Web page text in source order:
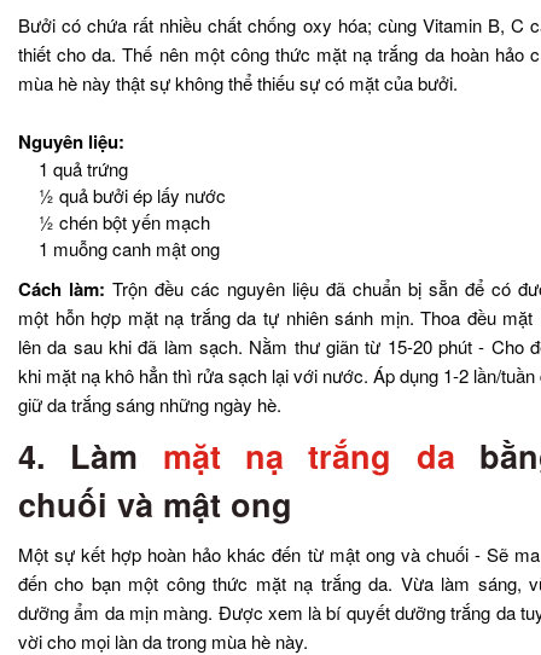
Bưởi có chứa rất nhiều chất chống oxy hóa; cùng Vitamin B, C
thiết cho da. Thế nên một công thức mặt nạ trắng da hoàn hảo
mùa hè này thật sự không thể thiếu sự có mặt của bưởi.
Nguyên liệu:
1 quả trứng
½ quả bưởi ép lấy nước
½ chén bột yến mạch
1 muỗng canh mật ong
Cách làm: Trộn đều các nguyên liệu đã chuẩn bị sẵn để có
một hỗn hợp mặt nạ trắng da tự nhiên sánh mịn. Thoa đều mặt
lên da sau khi đã làm sạch. Nằm thư giãn từ 15-20 phút - Cho
khi mặt nạ khô hẳn thì rửa sạch lại với nước. Áp dụng 1-2 lần/tuần
giữ da trắng sáng những ngày hè.
4. Làm mặt nạ trắng da
chuối và mật ong
Một sự kết hợp hoàn hảo khác đến từ mật ong và chuối - Sẽ
đến cho bạn một công thức mặt nạ trắng da. Vừa làm sáng,
dưỡng ẩm da mịn màng. Được xem là bí quyết dưỡng trắng da
vời cho mọi làn da trong mùa hè này.